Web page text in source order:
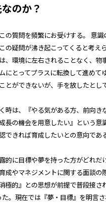
のか？
の質問を頻繁にお受けする。 意識
の疑問が沸き起こってくると考え
、環境に左右されることなく、物
にとってプラスに転換して進めて
とができないが、手を放したとし
時は、『やる気がある方、前向き
長の機会を用意したい』という意
きれば育成したいとの意向であ
的に目標や夢を持った方がどれ
成やマネジメントに関する面談
極的』との思想が前提で普段接
。現在では『夢・目標』を明言